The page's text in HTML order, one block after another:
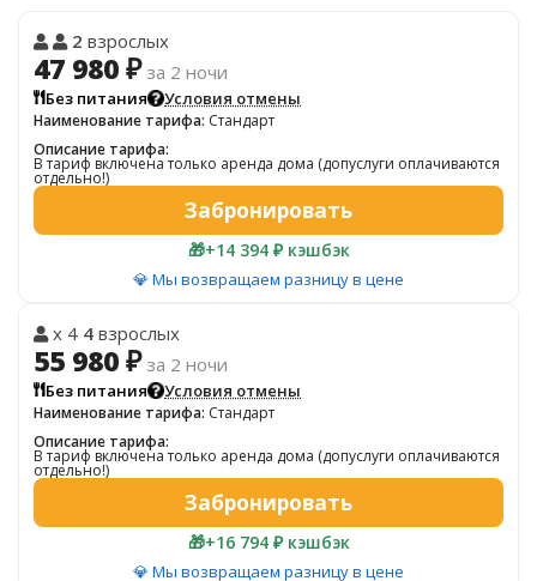
2 взрослых
47 980 ₽за 2 ночи
Без питания Условия отмены
Наименование тарифа: Стандарт
Описание тарифа:
В тариф включена только аренда дома (допуслуги оплачиваются
отдельно!)
Забронировать
🎁+14 394 ₽ кэшбэк
💎 Мы возвращаем разницу в цене
x 4 4 взрослых
55 980 ₽за 2 ночи
Без питания Условия отмены
Наименование тарифа: Стандарт
Описание тарифа:
В тариф включена только аренда дома (допуслуги оплачиваются
отдельно!)
Забронировать
🎁+16 794 ₽ кэшбэк
💎 Мы возвращаем разницу в цене